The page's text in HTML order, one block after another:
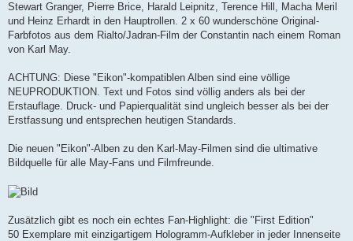
r
a
Stewart Granger, Pierre Brice, Harald Leipnitz, Terence Hill, Macha Meril
und Heinz Erhardt in den Hauptrollen. 2 x 60 wunderschöne Original-
Farbfotos aus dem Rialto/Jadran-Film der Constantin nach einem Roman
von Karl May.
ACHTUNG: Diese "Eikon"-kompatiblen Alben sind eine völlige
NEUPRODUKTION. Text und Fotos sind völlig anders als bei der
Erstauflage. Druck- und Papierqualität sind ungleich besser als bei der
Erstfassung und entsprechen heutigen Standards.
Die neuen "Eikon"-Alben zu den Karl-May-Filmen sind die ultimative
Bildquelle für alle May-Fans und Filmfreunde.
Zusätzlich gibt es noch ein echtes Fan-Highlight: die "First Edition"
50 Exemplare mit einzigartigem Hologramm-Aufkleber in jeder Innenseite